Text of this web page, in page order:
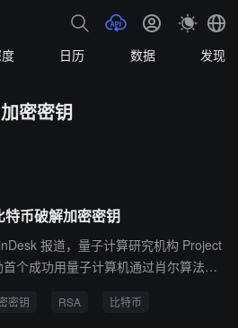
日历 数据 发现
加密密钥
币破解加密密钥
报道，量子计算研究机构 Project
个成功用量子计算机通过肖尔算法破
密钥 RSA 比特币